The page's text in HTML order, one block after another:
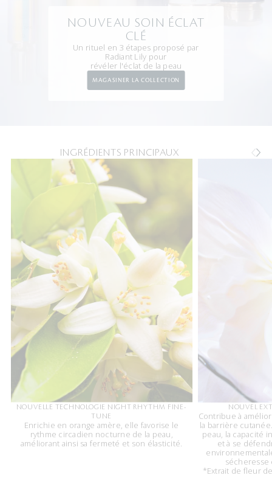
NOUVEAU SOIN ÉCLAT
CLÉ
Un rituel en 3 étapes proposé par
Radiant Lily pour
révéler l'éclat de la peau
MAGASINER LA COLLECTION
INGRÉDIENTS PRINCIPAUX
NOUVELLE TECHNOLOGIE NIGHT RHYTHM FINE-
TUNE
Enrichie en orange amère, elle favorise le
rythme circadien nocturne de la peau,
améliorant ainsi sa fermeté et son élasticité.
NOUVEL
Contribue à
la barrière
peau, la capacité
et à se
*Extrait de fleur